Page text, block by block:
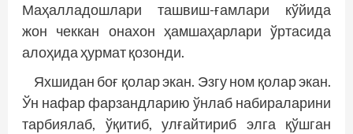
Маҳалладошлари ташвиш-ғамлари кўйида
жон чеккан онахон ҳамшаҳарлари ўртасида
алоҳида ҳурмат қозонди.
Яхшидан боғ қолар экан. Эзгу ном қолар экан.
Ўн нафар фарзандларию ўнлаб набираларини
тарбиялаб, ўқитиб, улғайтириб элга қўшган